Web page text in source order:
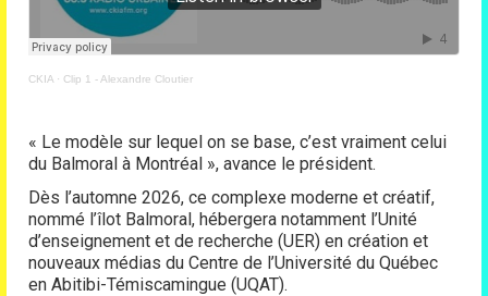
CKIA · Clip 1 - Alexandre Cloutier
« Le modèle sur lequel on se base, c’est vraiment celui
du Balmoral à Montréal », avance le président.
Dès l’automne 2026, ce complexe moderne et créatif,
nommé l’îlot Balmoral, hébergera notamment l’Unité
d’enseignement et de recherche (UER) en création et
nouveaux médias du Centre de l’Université du Québec
en Abitibi-Témiscamingue (UQAT).